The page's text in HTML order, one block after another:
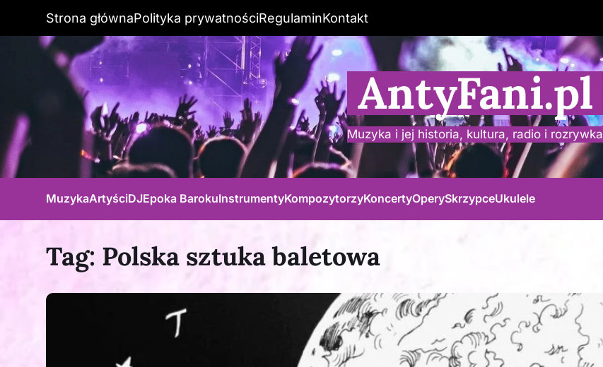
Strona głównaPolityka prywatnościRegulaminKontakt
AntyFani.pl
Muzyka i jej historia, kultura, radio i rozrywka
MuzykaArtyściDJEpoka BarokuInstrumentyKompozytorzyKoncertyOperySkrzypceUkulele
Tag: Polska sztuka baletowa